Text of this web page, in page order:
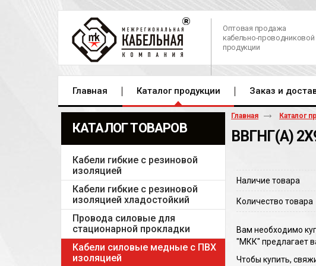
Оптовая продажа
кабельно-проводниковой
продукции
Главная Каталог продукции Заказ и
КАТАЛОГ ТОВАРОВ
Кабели гибкие с резиновой
изоляцией
Кабели гибкие с резиновой
изоляцией хладостойкий
Провода силовые для
стационарной прокладки
Кабели силовые медные с ПВХ
изоляцией
Главная Каталог
ВВГНГ(A)
Наличие товара
Количество товара
Вам необходимо
"МКК" предлагает
Чтобы купить,